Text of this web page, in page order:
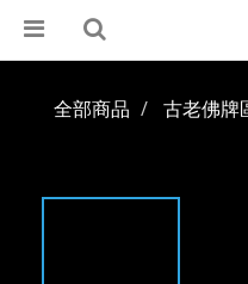
全部商品 古老佛牌